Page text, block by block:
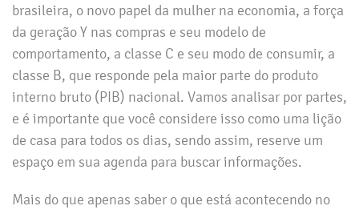
brasileira, o novo papel da mulher na economia, a força
da geração Y nas compras e seu modelo de
comportamento, a classe C e seu modo de consumir, a
classe B, que responde pela maior parte do produto
interno bruto (PIB) nacional. Vamos analisar por partes,
e é importante que você considere isso como uma lição
de casa para todos os dias, sendo assim, reserve um
espaço em sua agenda para buscar informações.
Mais do que apenas saber o que está acontecendo no